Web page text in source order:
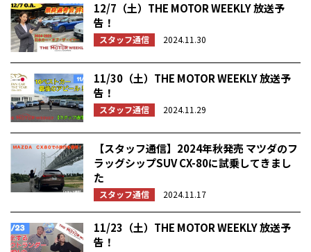
12/7（土）THE MOTOR WEEKLY 放送予
告！
スタッフ通信 2024.11.30
11/30（土）THE MOTOR WEEKLY 放送予
告！
スタッフ通信 2024.11.29
【スタッフ通信】2024年秋発売 マツダのフ
ラッグシップSUV CX-80に試乗してきまし
た
スタッフ通信 2024.11.17
11/23（土）THE MOTOR WEEKLY 放送予
告！